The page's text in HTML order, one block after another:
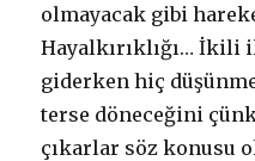
olmayacak gibi
Hayalkırıklığı…İkili
giderken hiç
terse döneceğini
çıkarlar söz konusu